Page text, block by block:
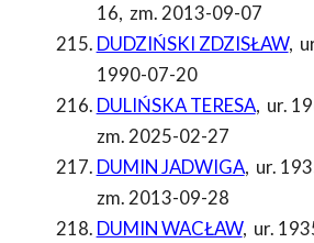
16, zm. 2013-09-07
DUDZIŃSKI ZDZISŁAW,
1990-07-20
DULIŃSKA TERESA, ur.
zm. 2025-02-27
DUMIN JADWIGA, ur.
zm. 2013-09-28
DUMIN WACŁAW, ur.